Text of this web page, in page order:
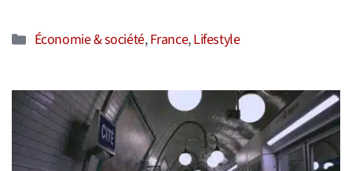
Catégories
Économie & société,France,Lifestyle